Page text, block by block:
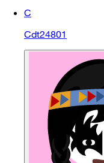
C
Cdt24801